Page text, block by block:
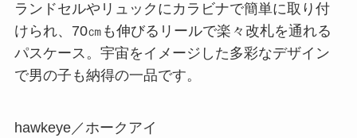
ランドセルやリュックにカラビナで簡単に取り付
けられ、70㎝も伸びるリールで楽々改札を通れる
パスケース。宇宙をイメージした多彩なデザイン
で男の子も納得の一品です。
hawkeye／ホークアイ